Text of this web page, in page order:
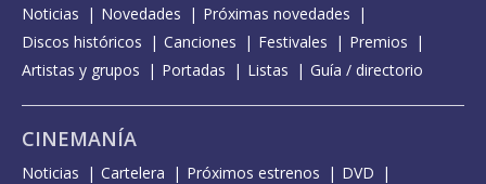
Noticias Novedades
Próximas novedades
Discos históricos
Canciones Festivales
Premios
Artistas y grupos
Portadas Listas Guía / directorio
CINEMANÍA
Noticias Cartelera Próximos estrenos
DVD